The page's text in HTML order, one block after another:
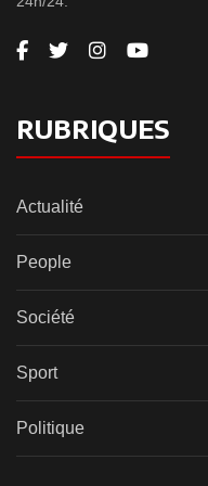
RUBRIQUES
Actualité
People
Société
Sport
Politique